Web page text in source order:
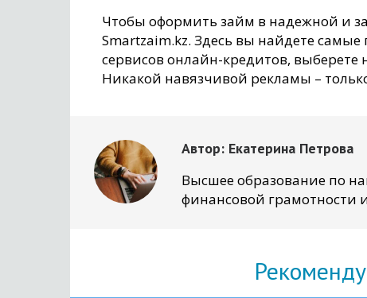
Чтобы оформить займ в надежной и
Smartzaim.kz. Здесь вы найдете
сервисов онлайн-кредитов,
Никакой навязчивой рекламы –
Автор: Екатерина Петрова
Высшее образование по
финансовой грамотности